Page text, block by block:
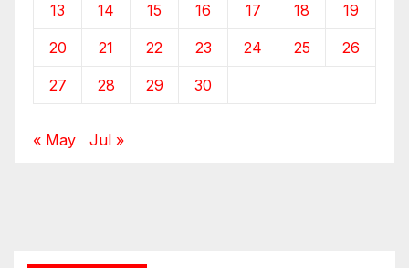
13 14 15 16 17 18 19
20 21 22 23 24 25 26
27 28 29 30
« May Jul »